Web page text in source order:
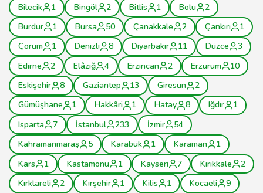
Bilecik 1 Bingöl 2 Bitlis 1 Bolu
2
Burdur
1 Bursa 50 Çanakkale 2 Çankırı
1
Çorum
1 Denizli 8 Diyarbakır 11 Düzce
3
Edirne
2 Elâzığ 4 Erzincan 2 Erzurum
10
Eskişehir
8 Gaziantep 13 Giresun
2
Gümüşhane
1 Hakkâri 1 Hatay 8 Iğdır
1
Isparta
7 İstanbul 233 İzmir
54
Kahramanmaraş
5 Karabük 1 Karaman
1
Kars
1 Kastamonu 1 Kayseri 7 Kırıkkale
2
Kırklareli
2 Kırşehir 1 Kilis 1 Kocaeli
9